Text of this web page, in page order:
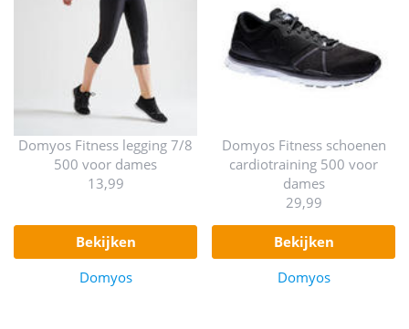
Domyos Fitness legging 7/8
500 voor dames
13,99
bekijken
Domyos
Domyos Fitness schoenen
cardiotraining 500 voor
dames
29,99
bekijken
Domyos